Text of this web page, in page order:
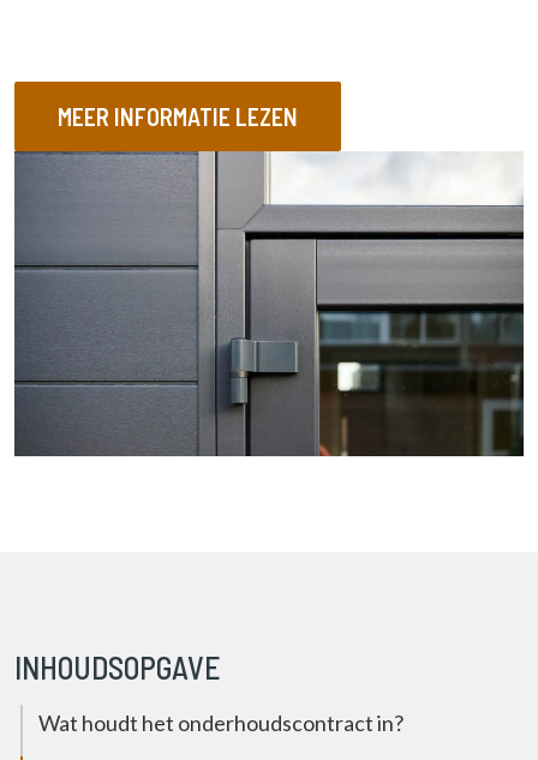
MEER INFORMATIE LEZEN
INHOUDSOPGAVE
Wat houdt het onderhoudscontract in?